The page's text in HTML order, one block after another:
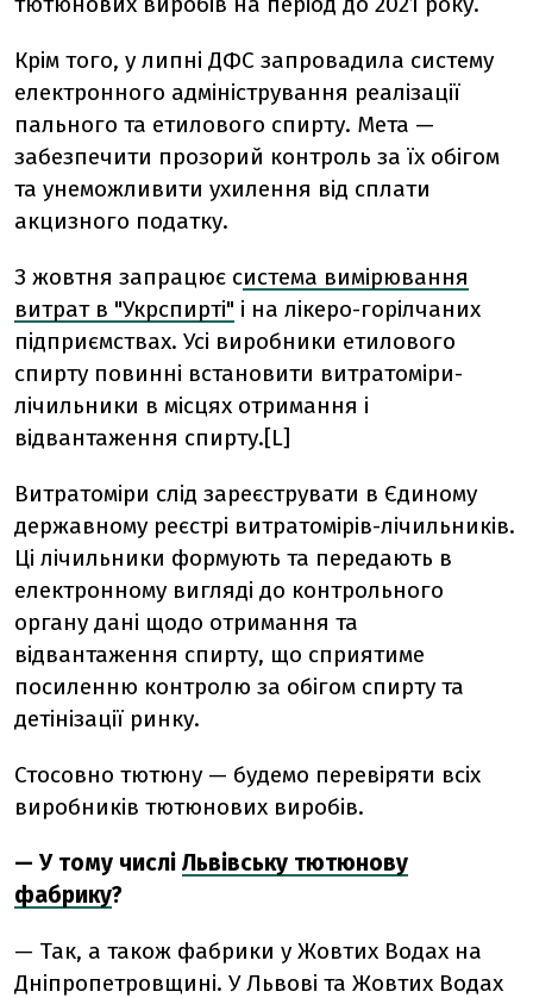
Крім того, у липні ДФС запровадила систему
електронного адміністрування реалізації
пального та етилового спирту. Мета —
забезпечити прозорий контроль за їх обігом
та унеможливити ухилення від сплати
акцизного податку.
З жовтня запрацює система вимірювання
витрат в "Укрспирті" і на лікеро-горілчаних
підприємствах. Усі виробники етилового
спирту повинні встановити витратоміри-
лічильники в місцях отримання і
відвантаження спирту.[L]
Витратоміри слід зареєструвати в Єдиному
державному реєстрі витратомірів-лічильників.
Ці лічильники формують та передають в
електронному вигляді до контрольного
органу дані щодо отримання та
відвантаження спирту, що сприятиме
посиленню контролю за обігом спирту та
детінізації ринку.
Стосовно тютюну — будемо перевіряти всіх
виробників тютюнових виробів.
— У тому числі Львівську тютюнову
фабрику?
— Так, а також фабрики у Жовтих Водах на
Дніпропетровщині. У Львові та Жовтих Водах